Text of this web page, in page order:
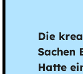
Die
Sachen
Hatte